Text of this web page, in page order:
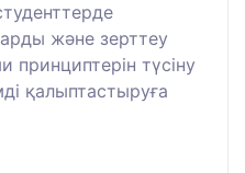
және зерттеу
түсіну
қалыптастыруға